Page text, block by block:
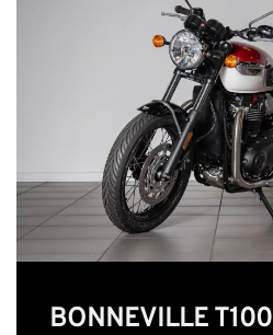
BONNEVILLE T100